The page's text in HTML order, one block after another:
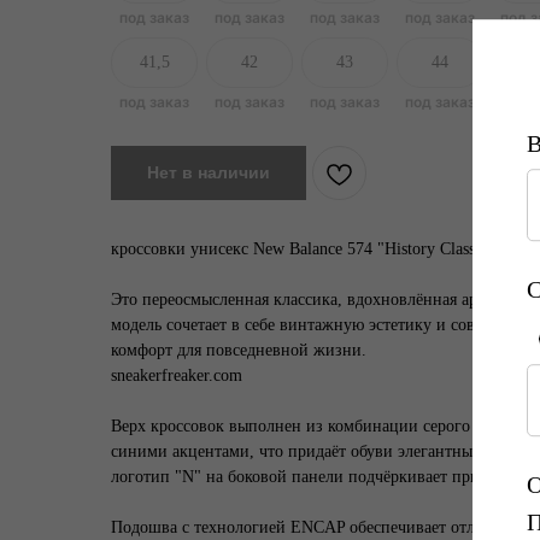
41,5 42 43 44
Нет в наличии
кроссовки унисекс New Balance 574 "History Class Pack –
Это переосмысленная классика, вдохновлённая
модель сочетает в себе винтажную эстетику и
комфорт для повседневной жизни.
sneakerfreaker.com
Верх кроссовок выполнен из комбинации серого замша и
синими акцентами, что придаёт обуви элегантный и
логотип "N" на боковой панели подчёркивает
Подошва с технологией ENCAP обеспечивает отличную